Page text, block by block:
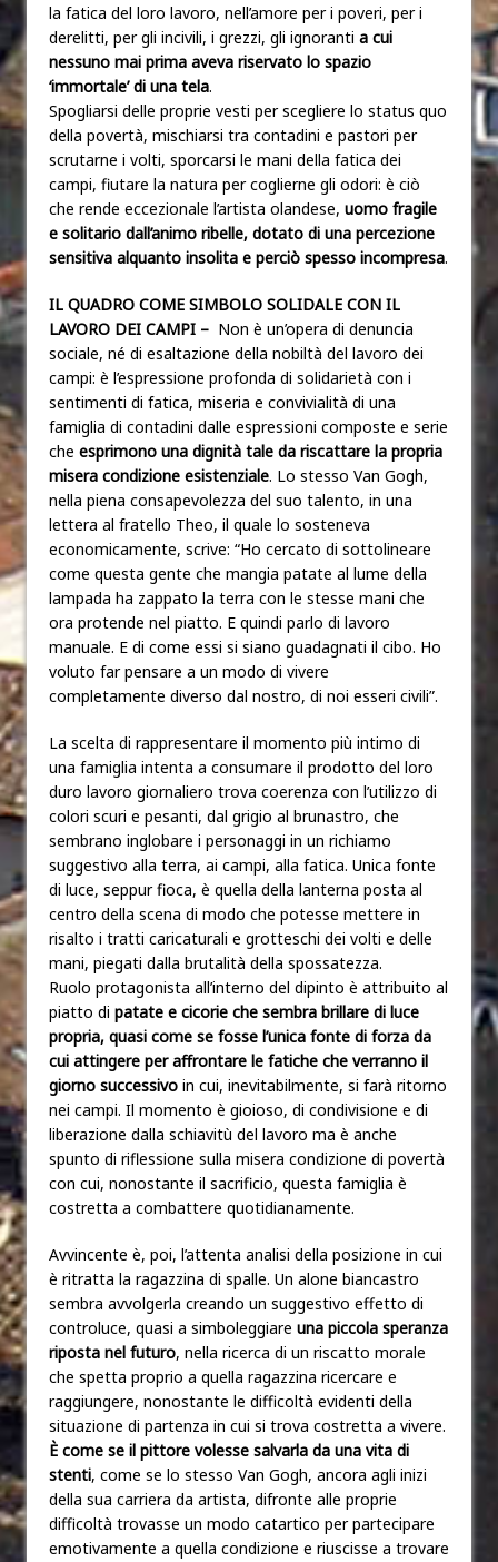
la fatica del loro lavoro, nell’amore per i poveri, per i
derelitti, per gli incivili, i grezzi, gli ignoranti a cui
nessuno mai prima aveva riservato lo spazio
‘immortale’ di una tela.
Spogliarsi delle proprie vesti per scegliere lo status quo
della povertà, mischiarsi tra contadini e pastori per
scrutarne i volti, sporcarsi le mani della fatica dei
campi, fiutare la natura per coglierne gli odori: è ciò
che rende eccezionale l’artista olandese, uomo fragile
e solitario dall’animo ribelle, dotato di una percezione
sensitiva alquanto insolita e perciò spesso incompresa.
IL QUADRO COME SIMBOLO SOLIDALE CON IL
LAVORO DEI CAMPI – Non è un’opera di denuncia
sociale, né di esaltazione della nobiltà del lavoro dei
campi: è l’espressione profonda di solidarietà con i
sentimenti di fatica, miseria e convivialità di una
famiglia di contadini dalle espressioni composte e serie
che esprimono una dignità tale da riscattare la propria
misera condizione esistenziale. Lo stesso Van Gogh,
nella piena consapevolezza del suo talento, in una
lettera al fratello Theo, il quale lo sosteneva
economicamente, scrive: “Ho cercato di sottolineare
come questa gente che mangia patate al lume della
lampada ha zappato la terra con le stesse mani che
ora protende nel piatto. E quindi parlo di lavoro
manuale. E di come essi si siano guadagnati il cibo. Ho
voluto far pensare a un modo di vivere
completamente diverso dal nostro, di noi esseri civili”.
La scelta di rappresentare il momento più intimo di
una famiglia intenta a consumare il prodotto del loro
duro lavoro giornaliero trova coerenza con l’utilizzo di
colori scuri e pesanti, dal grigio al brunastro, che
sembrano inglobare i personaggi in un richiamo
suggestivo alla terra, ai campi, alla fatica. Unica fonte
di luce, seppur fioca, è quella della lanterna posta al
centro della scena di modo che potesse mettere in
risalto i tratti caricaturali e grotteschi dei volti e delle
mani, piegati dalla brutalità della spossatezza.
Ruolo protagonista all’interno del dipinto è attribuito al
piatto di patate e cicorie che sembra brillare di luce
propria, quasi come se fosse l’unica fonte di forza da
cui attingere per affrontare le fatiche che verranno il
giorno successivo in cui, inevitabilmente, si farà ritorno
nei campi. Il momento è gioioso, di condivisione e di
liberazione dalla schiavitù del lavoro ma è anche
spunto di riflessione sulla misera condizione di povertà
con cui, nonostante il sacrificio, questa famiglia è
costretta a combattere quotidianamente.
Avvincente è, poi, l’attenta analisi della posizione in cui
è ritratta la ragazzina di spalle. Un alone biancastro
sembra avvolgerla creando un suggestivo effetto di
controluce, quasi a simboleggiare una piccola speranza
riposta nel futuro, nella ricerca di un riscatto morale
che spetta proprio a quella ragazzina ricercare e
raggiungere, nonostante le difficoltà evidenti della
situazione di partenza in cui si trova costretta a vivere.
È come se il pittore volesse salvarla da una vita di
stenti, come se lo stesso Van Gogh, ancora agli inizi
della sua carriera da artista, difronte alle proprie
difficoltà trovasse un modo catartico per partecipare
emotivamente a quella condizione e riuscisse a trovare